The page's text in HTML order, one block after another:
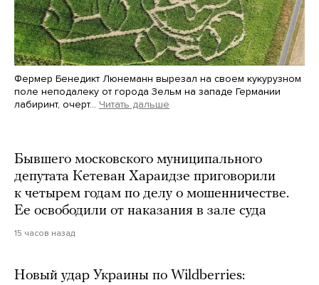
Фермер Бенедикт Люнеманн вырезал на своем кукурузном
поле неподалеку от города Зельм на западе Германии
лабиринт, очерт… Читать дальше
Бывшего московского муниципального
депутата Кетеван Хараидзе приговорили
к четырем годам по делу о мошенничестве.
Ее освободили от наказания в зале суда
15 часов назад
Новый удар Украины по Wildberries: